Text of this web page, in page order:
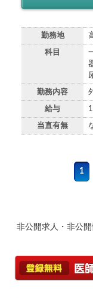
勤務地
科目
勤務内容
給与
当直有無
1
非公開求人・非公